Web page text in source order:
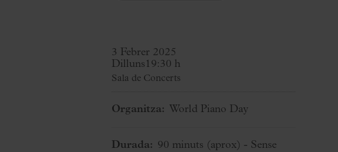
3 Febrer 2025
Dilluns 19:30 h
Sala de Concerts
Organitza: World Piano Day
Durada: 90 minuts (aprox) - Sense